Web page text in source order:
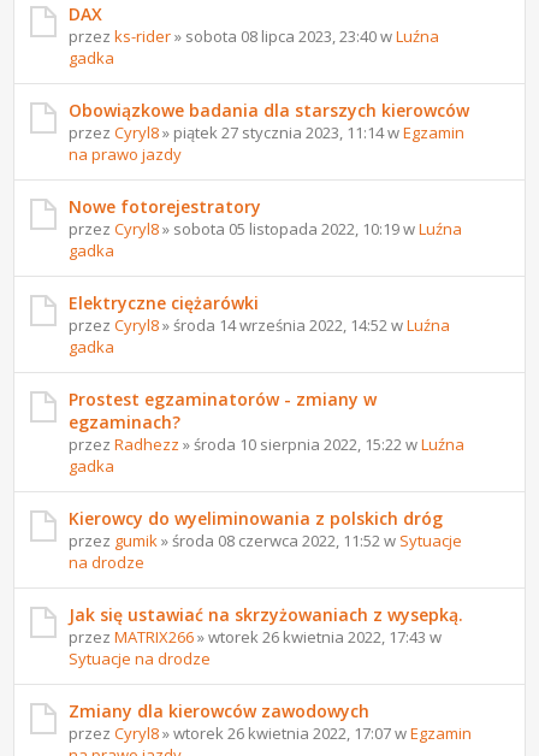
DAX
przezks-rider» sobota 08 lipca 2023, 23:40 wLuźna
gadka
Obowiązkowe badania dla starszych kierowców
przezCyryl8» piątek 27 stycznia 2023, 11:14 wEgzamin
na prawo jazdy
Nowe fotorejestratory
przezCyryl8» sobota 05 listopada 2022, 10:19 wLuźna
gadka
Elektryczne ciężarówki
przezCyryl8» środa 14 września 2022, 14:52 wLuźna
gadka
Prostest egzaminatorów - zmiany w
egzaminach?
przezRadhezz » środa 10 sierpnia 2022, 15:22 wLuźna
gadka
Kierowcy do wyeliminowania z polskich dróg
przez gumik » środa 08 czerwca 2022, 11:52 w Sytuacje
na drodze
Jak się ustawiać na skrzyżowaniach z wysepką.
przezMATRIX266» wtorek 26 kwietnia 2022, 17:43 w
Sytuacje na drodze
Zmiany dla kierowców zawodowych
przezCyryl8» wtorek 26 kwietnia 2022, 17:07 wEgzamin